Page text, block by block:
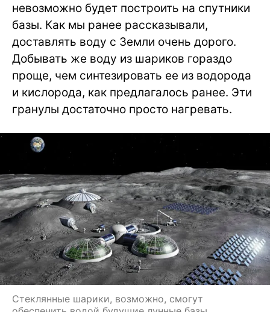
невозможно будет построить на спутники
базы. Как мы ранее рассказывали,
доставлять воду с Земли очень дорого.
Добывать же воду из шариков гораздо
проще, чем синтезировать ее из водорода
и кислорода, как предлагалось ранее. Эти
гранулы достаточно просто нагревать.
Стеклянные шарики, возможно, смогут